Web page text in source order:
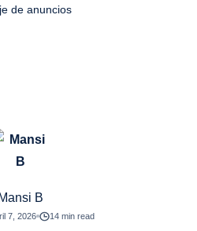
Mansi B
7, 2026 14 min read
de anuncios